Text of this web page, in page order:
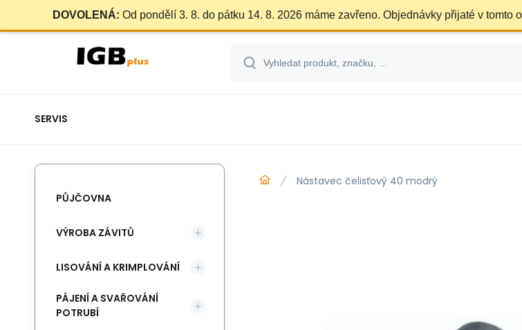
DOVOLENÁ: Od pondělí 3. 8. do pátku 14. 8. 2026 máme zavřeno. Objednávky přijaté v
SERVIS
Nástavec čelisťový 40 modrý
PŮJČOVNA
VÝROBA ZÁVITŮ
LISOVÁNÍ A KRIMPLOVÁNÍ
PÁJENÍ A SVAŘOVÁNÍ
POTRUBÍ